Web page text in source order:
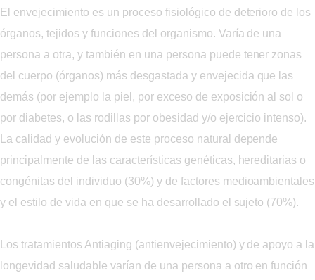
El envejecimiento es un proceso fisiológico de deterioro de los
órganos, tejidos y funciones del organismo. Varía de una
persona a otra, y también en una persona puede tener zonas
del cuerpo (órganos) más desgastada y envejecida que las
demás (por ejemplo la piel, por exceso de exposición al sol o
por diabetes, o las rodillas por obesidad y/o ejercicio intenso).
La calidad y evolución de este proceso natural depende
principalmente de las características genéticas, hereditarias o
congénitas del individuo (30%) y de factores medioambientales
y el estilo de vida en que se ha desarrollado el sujeto (70%).
Los tratamientos Antiaging (antienvejecimiento) y de apoyo a la
longevidad saludable varían de una persona a otro en función